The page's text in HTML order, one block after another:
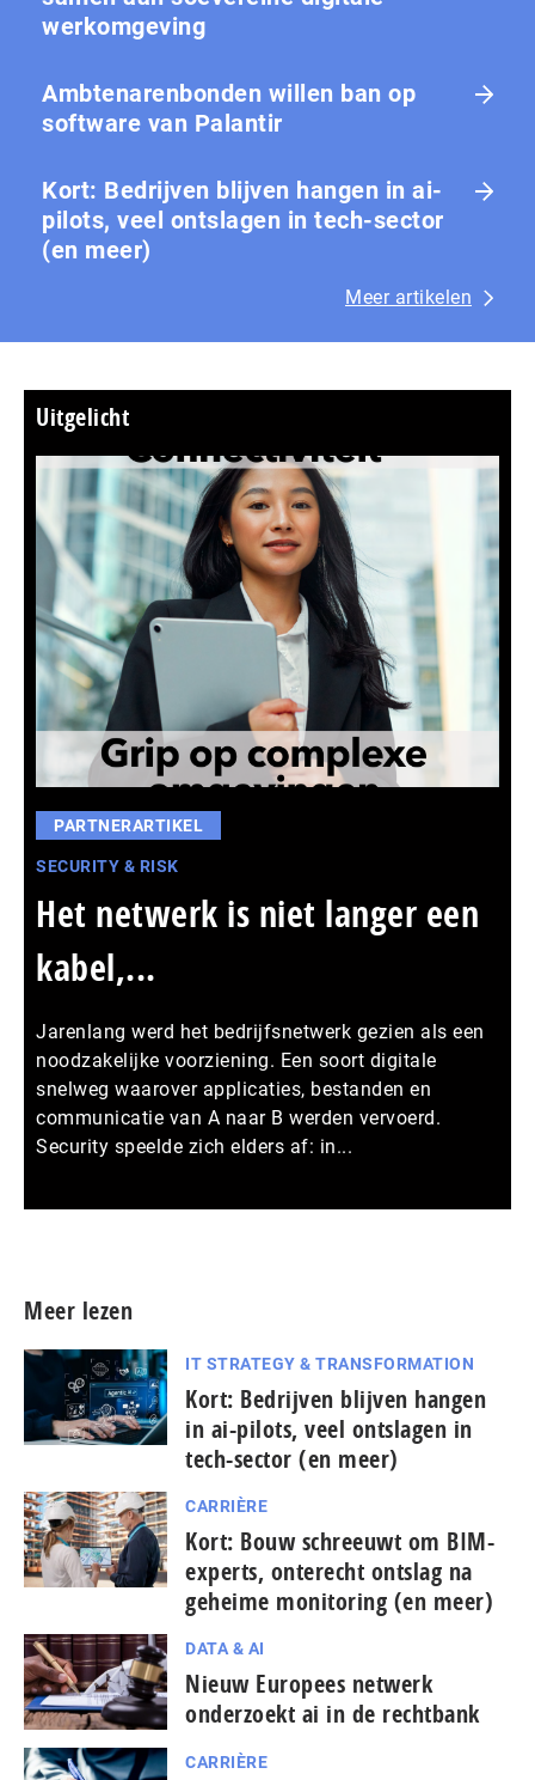
werkomgeving
Ambtenarenbonden willen ban op
software van Palantir
Kort: Bedrijven blijven hangen in ai-
pilots, veel ontslagen in tech-sector
(en meer)
Meer artikelen
Uitgelicht
PARTNERARTIKEL
SECURITY & RISK
Het netwerk is niet langer een
kabel,...
Jarenlang werd het bedrijfsnetwerk gezien als een
noodzakelijke voorziening. Een soort digitale
snelweg waarover applicaties, bestanden en
communicatie van A naar B werden vervoerd.
Security speelde zich elders af: in...
Meer lezen
IT STRATEGY & TRANSFORMATION
Kort: Bedrijven blijven hangen
in ai-pilots, veel ontslagen in
tech-sector (en meer)
CARRIÈRE
Kort: Bouw schreeuwt om BIM-
experts, onterecht ontslag na
geheime monitoring (en meer)
DATA & AI
Nieuw Europees netwerk
onderzoekt ai in de rechtbank
CARRIÈRE